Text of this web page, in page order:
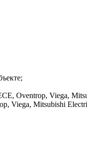
Oventrop, Viega,
Viega, Mitsubishi